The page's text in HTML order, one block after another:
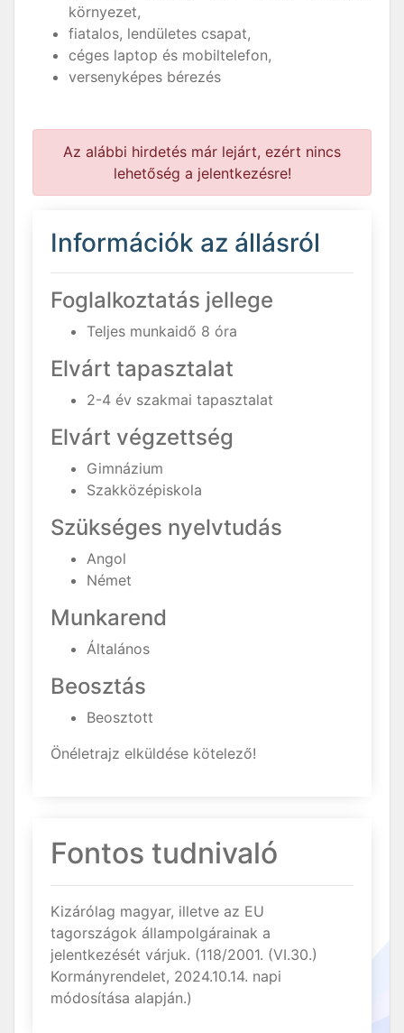
környezet,
fiatalos, lendületes csapat,
céges laptop és mobiltelefon,
versenyképes bérezés
Az alábbi hirdetés már lejárt, ezért nincs
lehetőség a jelentkezésre!
Információk az állásról
Foglalkoztatás jellege
Teljes munkaidő 8 óra
Elvárt tapasztalat
2-4 év szakmai tapasztalat
Elvárt végzettség
Gimnázium
Szakközépiskola
Szükséges nyelvtudás
Angol
Német
Munkarend
Általános
Beosztás
Beosztott
Önéletrajz elküldése kötelező!
Fontos tudnivaló
Kizárólag magyar, illetve az EU
tagországok állampolgárainak a
jelentkezését várjuk. (118/2001. (VI.30.)
Kormányrendelet, 2024.10.14. napi
módosítása alapján.)